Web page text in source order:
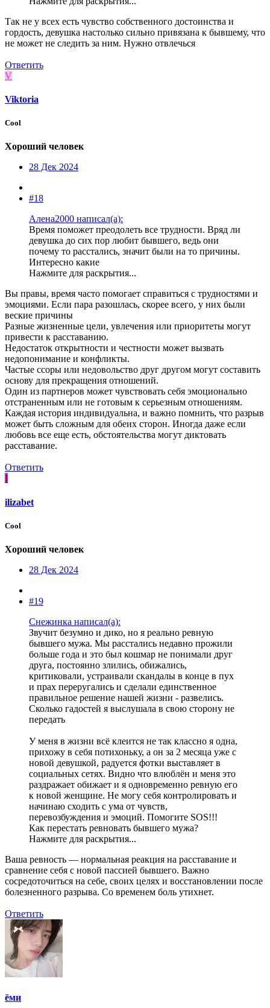
Так не у всех есть чувство собственного достоинства и
гордость, девушка настолько сильно привязана к бывшему, что
не может не следить за ним. Нужно отвлечься
Ответить
V
Viktoria
Cool
Хороший человек
28 Дек 2024
#18
Алена2000 написал(а):
Время поможет преодолеть все трудности. Вряд ли
девушка до сих пор любит бывшего, ведь они
почему то расстались, значит были на то причины.
Интересно какие
Нажмите для раскрытия...
Вы правы, время часто помогает справиться с трудностями и
эмоциями. Если пара разошлась, скорее всего, у них были
веские причины
Разные жизненные цели, увлечения или приоритеты могут
привести к расставанию.
Недостаток открытности и честности может вызвать
недопонимание и конфликты.
Частые ссоры или недовольство друг другом могут составить
основу для прекращения отношений.
Один из партнеров может чувствовать себя эмоционально
отстраненным или не готовым к серьезным отношениям.
Каждая история индивидуальна, и важно помнить, что разрыв
может быть сложным для обеих сторон. Иногда даже если
любовь все еще есть, обстоятельства могут диктовать
расставание.
Ответить
I
ilizabet
Cool
Хороший человек
28 Дек 2024
#19
Снежинка написал(а):
Звучит безумно и дико, но я реально ревную
бывшего мужа. Мы расстались недавно прожили
больше года и это был кошмар не понимали друг
друга, постоянно злились, обижались,
критиковали, устраивали скандалы в конце в пух
и прах переругались и сделали единственное
правильное решение нашей жизни - развелись.
Сколько гадостей я выслушала в свою сторону не
передать
У меня в жизни всё клеится не так классно я одна,
прихожу в себя потихоньку, а он за 2 месяца уже с
новой девушкой, радуется фотки выставляет в
социальных сетях. Видно что влюблён и меня это
раздражает обижает и я одновременно ревную его
к новой женщине. Не могу себя контролировать и
начинаю сходить с ума от чувств,
перевозбуждения и эмоций. Помогите SOS!!!
Как перестать ревновать бывшего мужа?
Нажмите для раскрытия...
Ваша ревность — нормальная реакция на расставание и
сравнение себя с новой пассией бывшего. Важно
сосредоточиться на себе, своих целях и восстановлении после
болезненного разрыва. Со временем боль утихнет.
Ответить
ёми